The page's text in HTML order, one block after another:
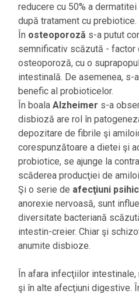
reducere cu 50% a
după tratament cu prebiotice.
În osteoporoză s-a putut
semnificativ scăzută - factor
osteoporoză, cu o
intestinală. De asemenea, s-
benefic al probioticelor.
În boala Alzheimer s-a
disbioză are rol în
depozitare de fibrile şi
corespunzătoare a dietei şi
probiotice, se ajunge la
scăderea producţiei de
Şi o serie de afecţiuni
anorexie nervoasă, sunt
diversitate bacteriană
intestin-creier. Chiar şi
anumite disbioze.
În afara infecţiilor
şi în alte afecţiuni digestive.